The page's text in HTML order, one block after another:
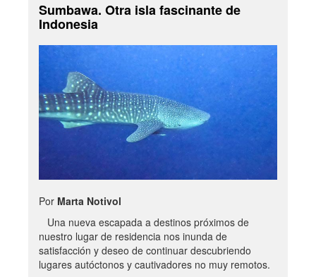
Sumbawa. Otra isla fascinante de
Indonesia
Por Marta Notivol
Una nueva escapada a destinos próximos de
nuestro lugar de residencia nos inunda de
satisfacción y deseo de continuar descubriendo
lugares autóctonos y cautivadores no muy remotos.